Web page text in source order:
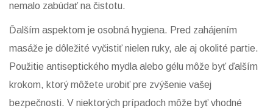
nemalo zabúdať na čistotu.
Ďalším aspektom je osobná hygiena. Pred zahájením
masáže je dôležité vyčistiť nielen ruky, ale aj okolité partie.
Použitie antiseptického mydla alebo gélu môže byť ďalším
krokom, ktorý môžete urobiť pre zvýšenie vašej
bezpečnosti. V niektorých prípadoch môže byť vhodné